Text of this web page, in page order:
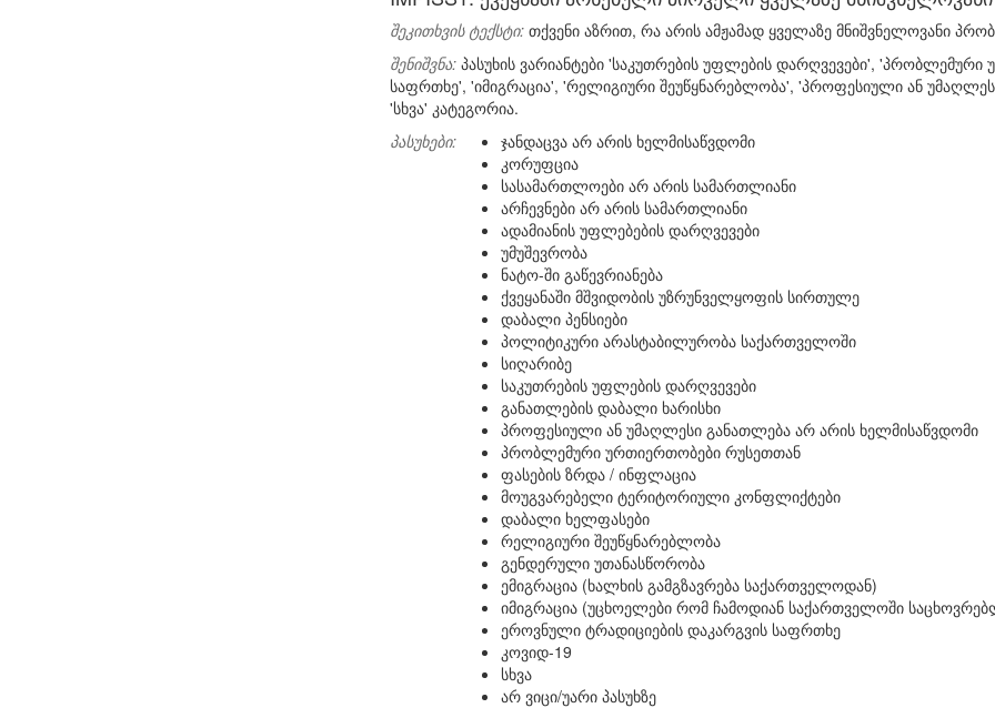
შეკითხვის ტექსტი: თქვენი აზრით, რა არის ამჟამად ყველაზე მნიშვნელოვანი
შენიშვნა: პასუხის ვარიანტები 'საკუთრების უფლების დარღვევები',
საფრთხე', 'იმიგრაცია', 'რელიგიური შეუწყნარებლობა', 'პროფესიული ან
'სხვა' კატეგორია.
პასუხები:
ჯანდაცვა არ არის ხელმისაწვდომი
კორუფცია
სასამართლოები არ არის სამართლიანი
არჩევნები არ არის სამართლიანი
ადამიანის უფლებების დარღვევები
უმუშევრობა
ნატო-ში გაწევრიანება
ქვეყანაში მშვიდობის უზრუნველყოფის სირთულე
დაბალი პენსიები
პოლიტიკური არასტაბილურობა საქართველოში
სიღარიბე
საკუთრების უფლების დარღვევები
განათლების დაბალი ხარისხი
პროფესიული ან უმაღლესი განათლება არ არის ხელმისაწვდომი
პრობლემური ურთიერთობები რუსეთთან
ფასების ზრდა / ინფლაცია
მოუგვარებელი ტერიტორიული კონფლიქტები
დაბალი ხელფასები
რელიგიური შეუწყნარებლობა
გენდერული უთანასწორობა
ემიგრაცია (ხალხის გამგზავრება საქართველოდან)
იმიგრაცია (უცხოელები რომ ჩამოდიან საქართველოში
ეროვნული ტრადიციების დაკარგვის საფრთხე
კოვიდ-19
სხვა
არ ვიცი/უარი პასუხზე